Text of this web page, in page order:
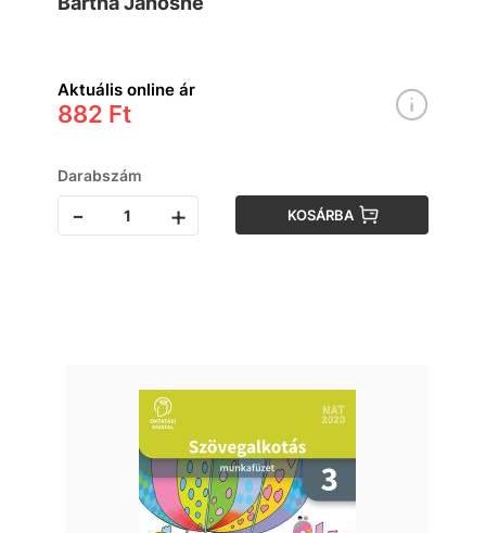
kötet
Aktuális online ár
882 Ft
Darabszám
- + KOSÁRBA